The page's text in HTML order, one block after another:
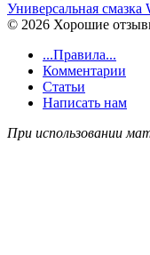
Универсальная смазка
© 2026 Хорошие
...Правила...
Комментарии
Статьи
Написать нам
При использовании